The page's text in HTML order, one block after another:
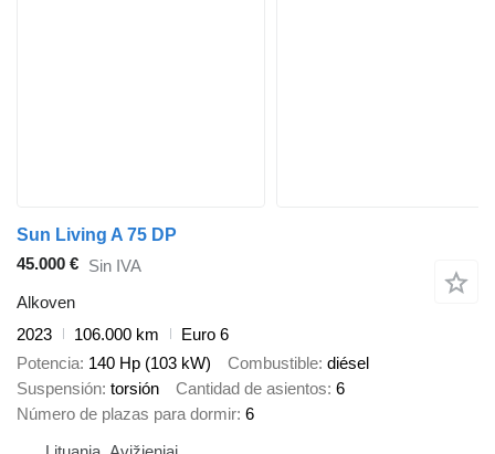
Sun Living A 75 DP
45.000 € Sin IVA
Alkoven
2023
106.000 km
Euro 6
Potencia 140 Hp (103 kW) Combustible diésel
Suspensión torsión Cantidad de asientos 6
Número de plazas para dormir 6